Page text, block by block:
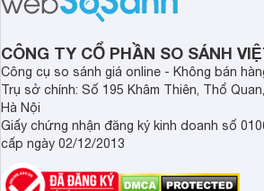
CÔNG TY CỔ PHẦN SO SÁNH
Công cụ so sánh giá online - Không bán
Trụ sở chính: Số 195 Khâm Thiên, Thổ
Hà Nội
Giấy chứng nhận đăng ký kinh doanh số
cấp ngày 02/12/2013